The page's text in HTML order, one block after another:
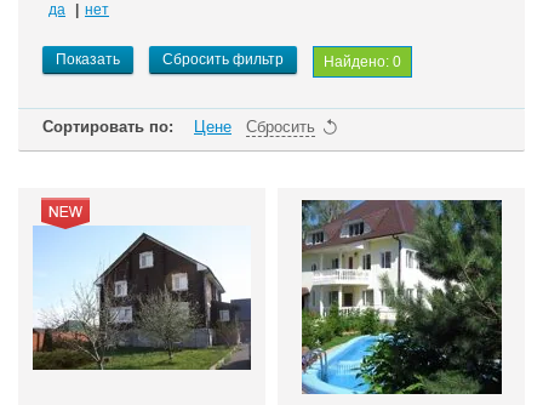
да нет
Показать Сбросить фильтр Найдено: 0
Сортировать по: Цене Сбросить